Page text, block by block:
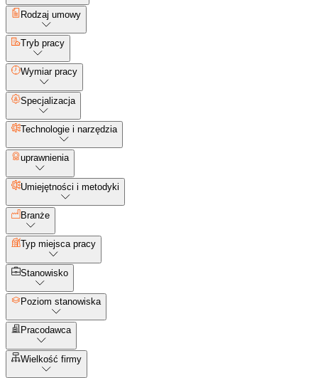
Rodzaj umowy
Tryb pracy
Wymiar pracy
Specjalizacja
Technologie i narzędzia
uprawnienia
Umiejętności i metodyki
Branże
Typ miejsca pracy
Stanowisko
Poziom stanowiska
Pracodawca
Wielkość firmy